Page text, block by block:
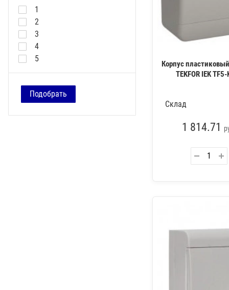
15
16
18
20
22
24
26
32
1
2
3
4
5
Подобрать
Корпус
TEKFOR IEK
Склад
1 814.71